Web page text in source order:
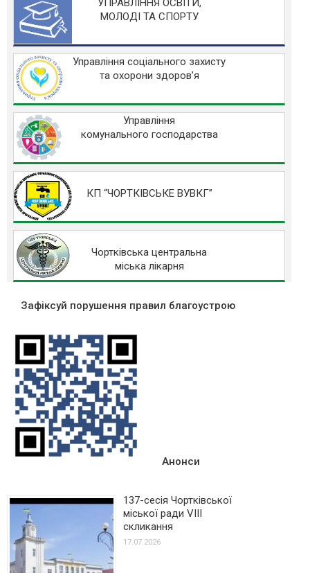
УПРАВЛІННЯ ОСВІТИ,
МОЛОДІ ТА СПОРТУ
Управління соціального захисту
та охорони здоров’я
Управління
комунального господарства
КП “ЧОРТКІВСЬКЕ ВУВКГ”
Чортківська центральна
міська лікарня
Зафіксуй порушення правил благоустрою
Анонси
137-сесія Чортківської
міської ради VIII
скликання
17.07.2026